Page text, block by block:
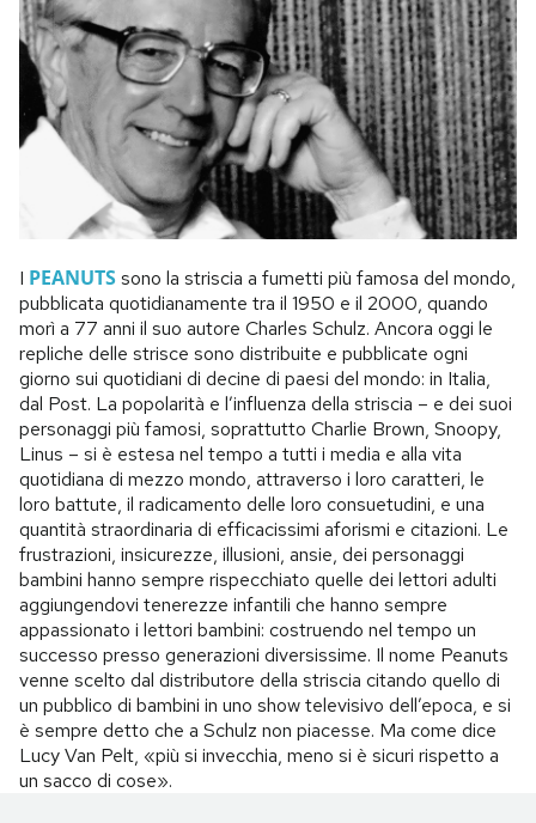
I PEANUTSsono la striscia a fumetti più famosa del mondo,
pubblicata quotidianamente tra il 1950 e il 2000, quando
morì a 77 anni il suo autore Charles Schulz. Ancora oggi le
repliche delle strisce sono distribuite e pubblicate ogni
giorno sui quotidiani di decine di paesi del mondo: in Italia,
dal Post. La popolarità e l’influenza della striscia – e dei suoi
personaggi più famosi, soprattutto Charlie Brown, Snoopy,
Linus – si è estesa nel tempo a tutti i media e alla vita
quotidiana di mezzo mondo, attraverso i loro caratteri, le
loro battute, il radicamento delle loro consuetudini, e una
quantità straordinaria di efficacissimi aforismi e citazioni. Le
frustrazioni, insicurezze, illusioni, ansie, dei personaggi
bambini hanno sempre rispecchiato quelle dei lettori adulti
aggiungendovi tenerezze infantili che hanno sempre
appassionato i lettori bambini: costruendo nel tempo un
successo presso generazioni diversissime. Il nome Peanuts
venne scelto dal distributore della striscia citando quello di
un pubblico di bambini in uno show televisivo dell’epoca, e si
è sempre detto che a Schulz non piacesse. Ma come dice
Lucy Van Pelt, «più si invecchia, meno si è sicuri rispetto a
un sacco di cose».